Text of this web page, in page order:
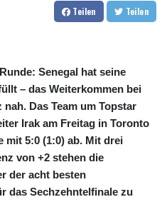
Teilen Teilen
Senegal hat seine
– das Weiterkommen bei
Das Team um Topstar
Irak am Freitag in Toronto
mit 5:0 (1:0) ab. Mit drei
von +2 stehen die
der acht besten
das Sechzehntelfinale zu